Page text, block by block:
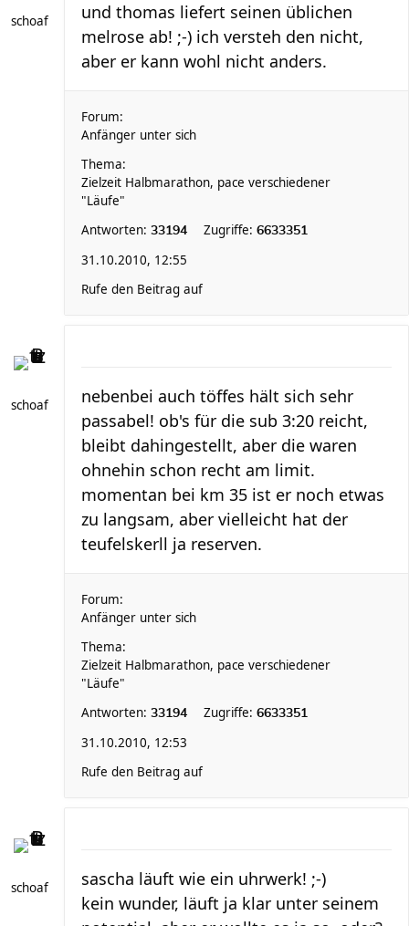
schoaf
und thomas liefert seinen üblichen
melrose ab! ;-) ich versteh den nicht,
aber er kann wohl nicht anders.
Forum:
Anfänger unter sich
Thema:
Zielzeit Halbmarathon, pace verschiedener
"Läufe"
Antworten: 33194 Zugriffe: 6633351
31.10.2010, 12:55
Rufe den Beitrag auf
schoaf
nebenbei auch töffes hält sich sehr
passabel! ob's für die sub 3:20 reicht,
bleibt dahingestellt, aber die waren
ohnehin schon recht am limit.
momentan bei km 35 ist er noch etwas
zu langsam, aber vielleicht hat der
teufelskerll ja reserven.
Forum:
Anfänger unter sich
Thema:
Zielzeit Halbmarathon, pace verschiedener
"Läufe"
Antworten: 33194 Zugriffe: 6633351
31.10.2010, 12:53
Rufe den Beitrag auf
schoaf
sascha läuft wie ein uhrwerk! ;-)
kein wunder, läuft ja klar unter seinem